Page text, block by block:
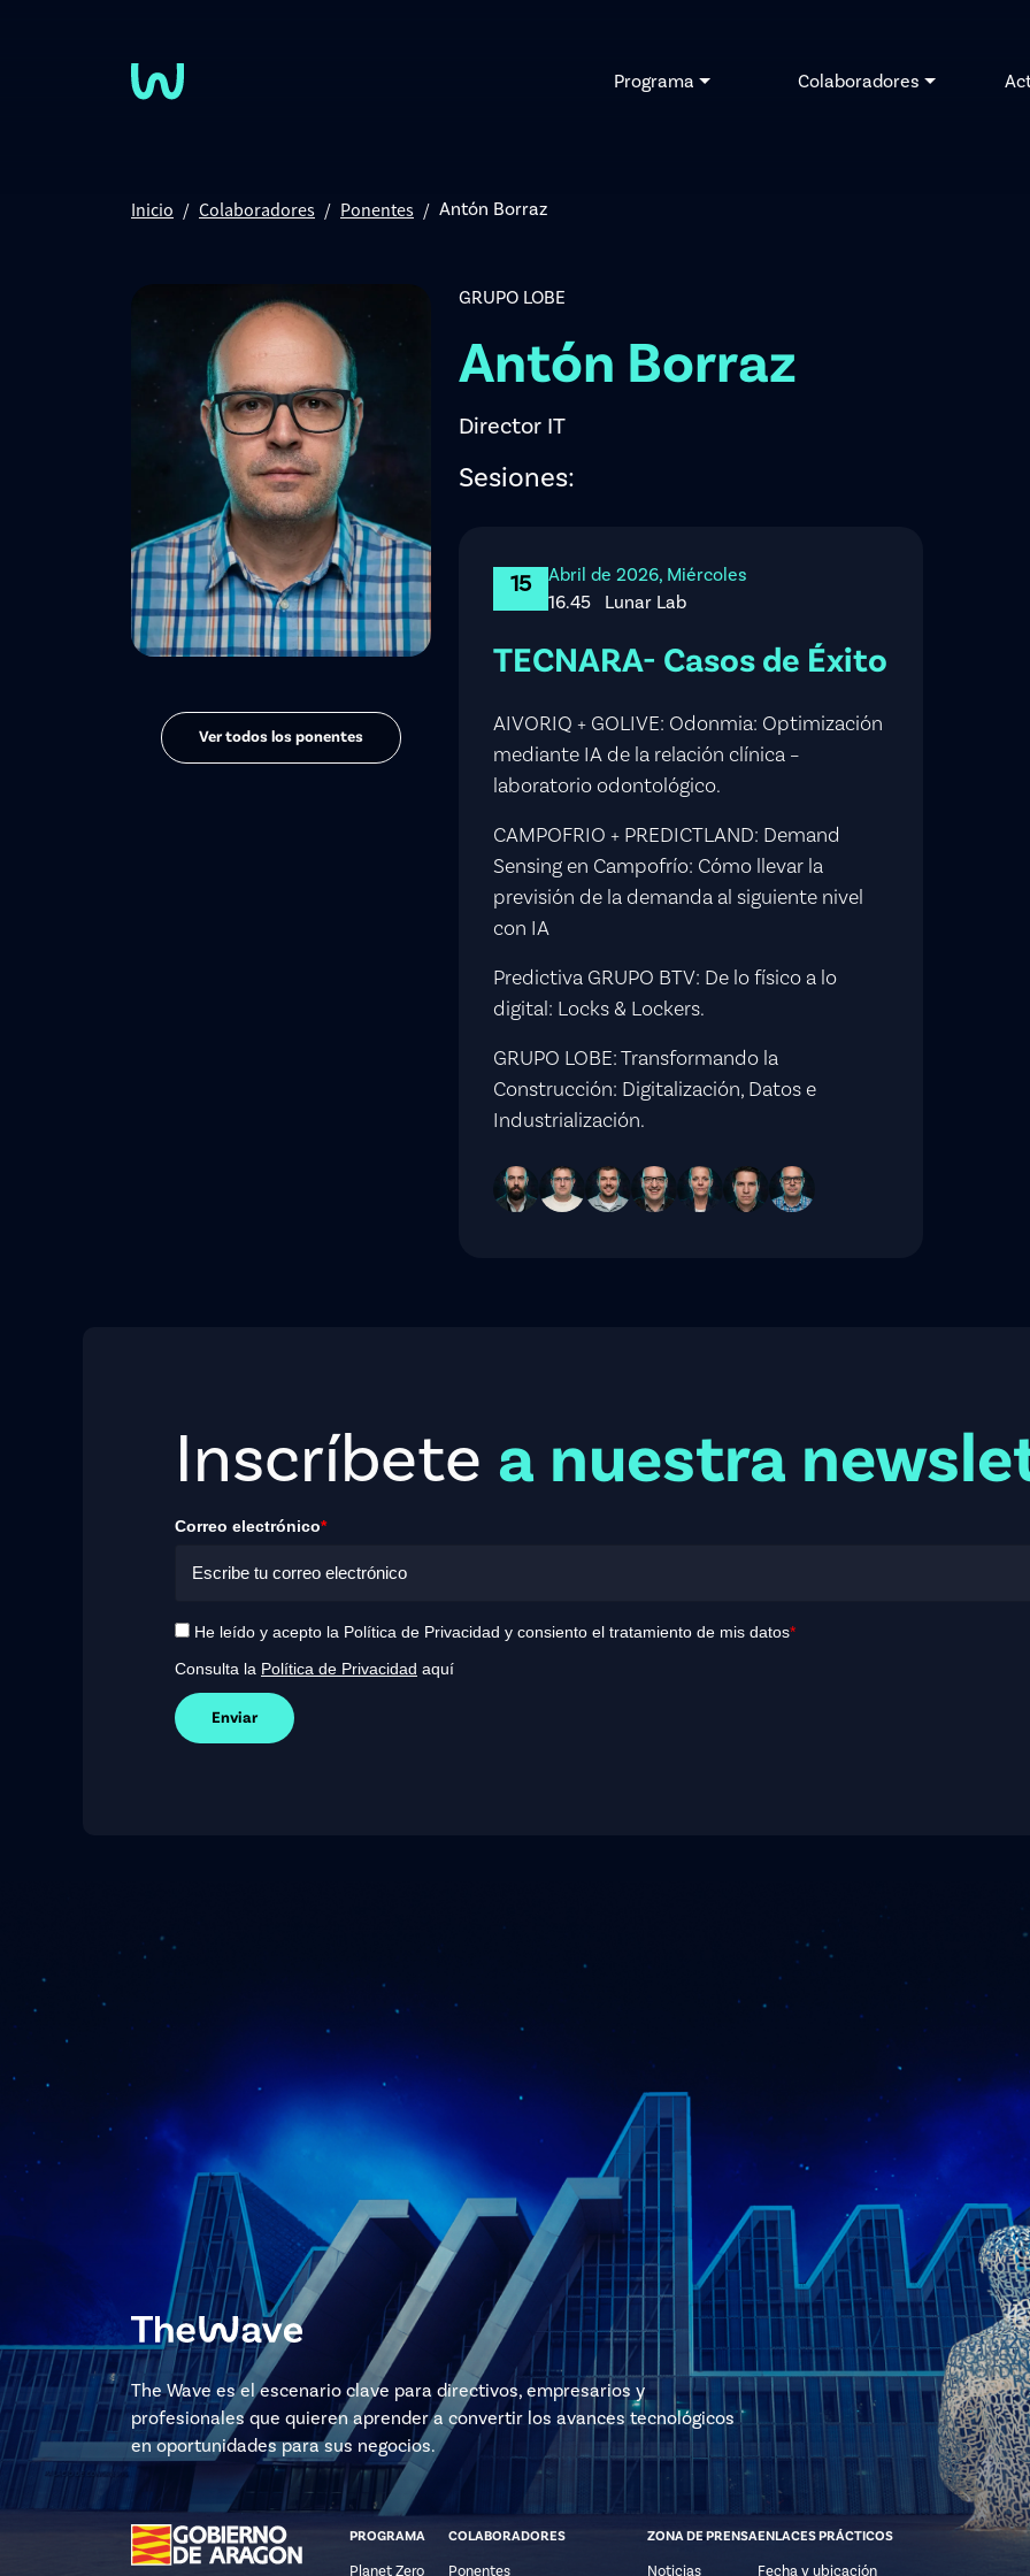
Programa Colaboradores
Inicio Colaboradores Ponentes Antón Borraz
Ver todos los ponentes
GRUPO LOBE
Antón Borraz
Director IT
Sesiones:
15
Abril de 2026, Miércoles
16.45
Lunar Lab
TECNARA- Casos de Éxito
AIVORIQ + GOLIVE: Odonmia: Optimización
mediante IA de la relación clínica –
laboratorio odontológico.
CAMPOFRIO + PREDICTLAND: Demand
Sensing en Campofrío: Cómo llevar la
previsión de la demanda al siguiente nivel
con IA
Predictiva GRUPO BTV: De lo físico a lo
digital: Locks & Lockers.
GRUPO LOBE: Transformando la
Construcción: Digitalización, Datos e
Industrialización.
Inscríbete a nuestra
Correo electrónico*
He leído y acepto la Política de Privacidad y consiento el tratamiento de mis datos*
Consulta la Política de Privacidad aquí
Enviar
The Wave es el escenario clave para directivos, empresarios y
profesionales que quieren aprender a convertir los avances tecnológicos
en oportunidades para sus negocios.
PROGRAMA
Planet Zero
COLABORADORES
Ponentes
ZONA DE PRENSA
Noticias
ENLACES PRÁCTICOS
Fecha y ubicación